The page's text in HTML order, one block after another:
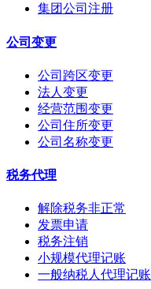
集团公司注册
公司变更
公司跨区变更
法人变更
经营范围变更
公司住所变更
公司名称变更
税务代理
解除税务非正常
发票申请
税务注销
小规模代理记账
一般纳税人代理记账